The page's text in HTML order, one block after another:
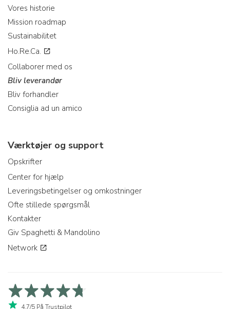
Vores historie
Mission roadmap
Sustainabilitet
Ho.Re.Ca.
Collaborer med os
Bliv leverandør
Bliv forhandler
Consiglia ad un amico
Værktøjer og support
Opskrifter
Center for hjælp
Leveringsbetingelser og omkostninger
Ofte stillede spørgsmål
Kontakter
Giv Spaghetti & Mandolino
Network
4,7/5 På Trustpilot